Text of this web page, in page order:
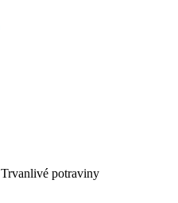
Trvanlivé potraviny